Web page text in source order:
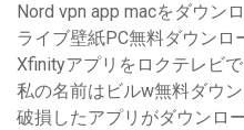
Nord vpn app macをダウン
ライブ壁紙PC無料ダウンロ
Xfinityアプリをロクテレビ
私の名前はビルw無料ダウ
破損したアプリがダウンロ